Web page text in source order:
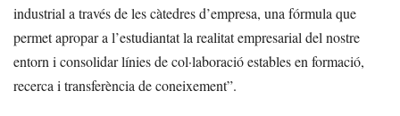
industrial a través de les càtedres d’empresa, una fórmula que
permet apropar a l’estudiantat la realitat empresarial del nostre
entorn i consolidar línies de col·laboració estables en formació,
recerca i transferència de coneixement”.